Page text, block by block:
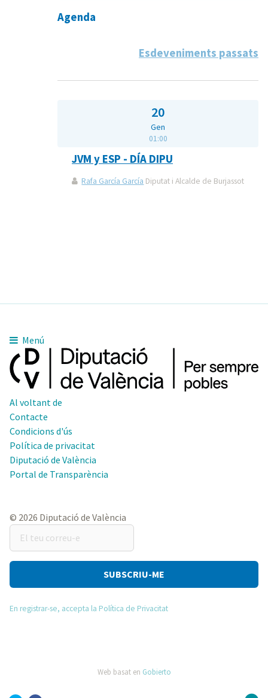
Agenda
Esdeveniments passats
20
Gen
01:00
JVM y ESP - DÍA DIPU
Rafa García García Diputat i Alcalde de Burjassot
Menú
Al voltant de
Contacte
Condicions d'ús
Política de privacitat
Diputació de València
Portal de Transparència
© 2026 Diputació de València
El
teu
correu-
En registrar-se, accepta la Política de Privacitat
Web basat en Gobierto